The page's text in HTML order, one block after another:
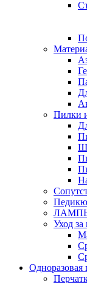
Пилки
ЛАМПЫ
Уход
Одноразовая